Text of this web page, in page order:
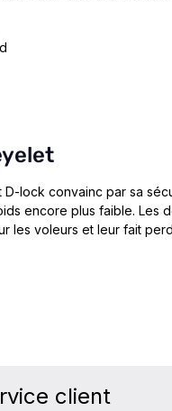
lock convainc par sa
encore plus faible. Les
les voleurs et leur fait
client